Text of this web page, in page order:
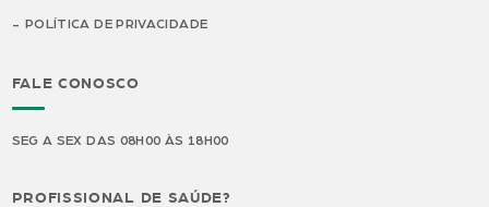
POLÍTICA DE PRIVACIDADE
FALE CONOSCO
SEG A SEX DAS 08H00 ÀS 18H00
PROFISSIONAL DE SAÚDE?